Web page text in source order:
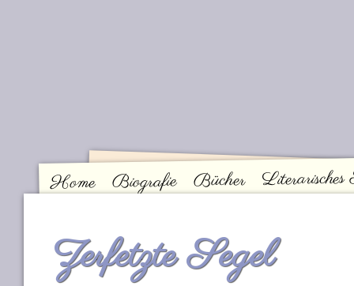
Hauptmenü
Home Biografie Bücher
Zerfetzte Segel